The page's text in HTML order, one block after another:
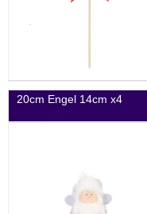
20cm Engel 14cm x4